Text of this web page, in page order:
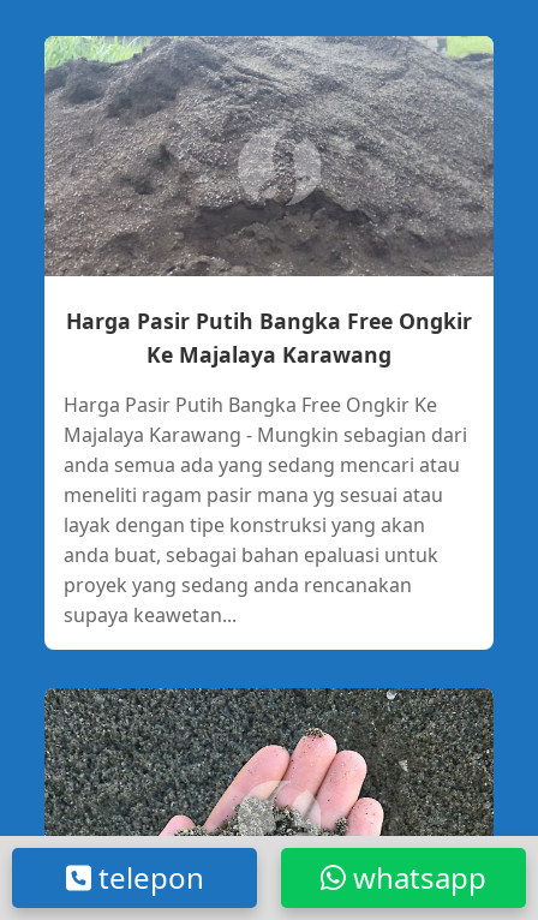
Harga Pasir Putih Bangka Free Ongkir
Ke Majalaya Karawang
Harga Pasir Putih Bangka Free Ongkir Ke
Majalaya Karawang - Mungkin sebagian dari
anda semua ada yang sedang mencari atau
meneliti ragam pasir mana yg sesuai atau
layak dengan tipe konstruksi yang akan
anda buat, sebagai bahan epaluasi untuk
proyek yang sedang anda rencanakan
supaya keawetan...
whatsapp
telepon